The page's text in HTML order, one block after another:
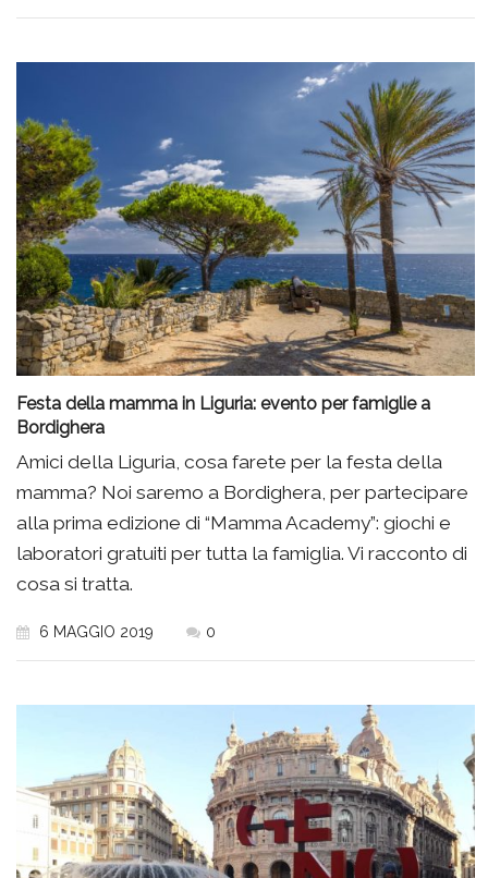
Festa della mamma in Liguria: evento per famiglie a
Bordighera
Amici della Liguria, cosa farete per la festa della
mamma? Noi saremo a Bordighera, per partecipare
alla prima edizione di “Mamma Academy”: giochi e
laboratori gratuiti per tutta la famiglia. Vi racconto di
cosa si tratta.
6 MAGGIO 2019 0